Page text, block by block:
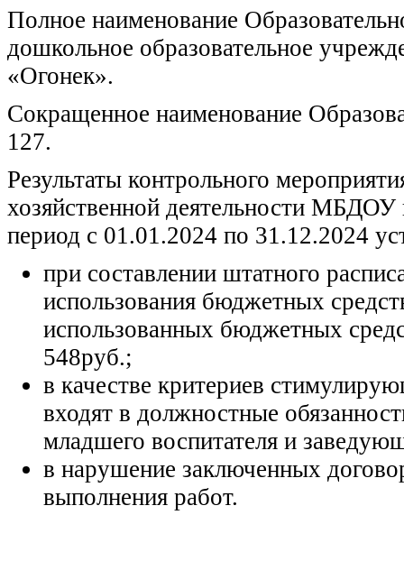
Полное наименование
дошкольное образовательное
«Огонек».
Сокращенное наименование
127.
Результаты контрольного
хозяйственной деятельности
период с 01.01.2024 по 31.12.2024
при составлении штатного
использования бюджетных
использованных бюджетных
548руб.;
в качестве критериев
входят в должностные
младшего воспитателя и
в нарушение заключенных
выполнения работ.